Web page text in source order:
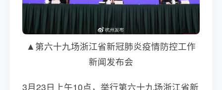
▲第六十九场浙江省新冠肺炎疫情防控工作
新闻发布会
3月23日上午10点，举行第六十九场浙江省新